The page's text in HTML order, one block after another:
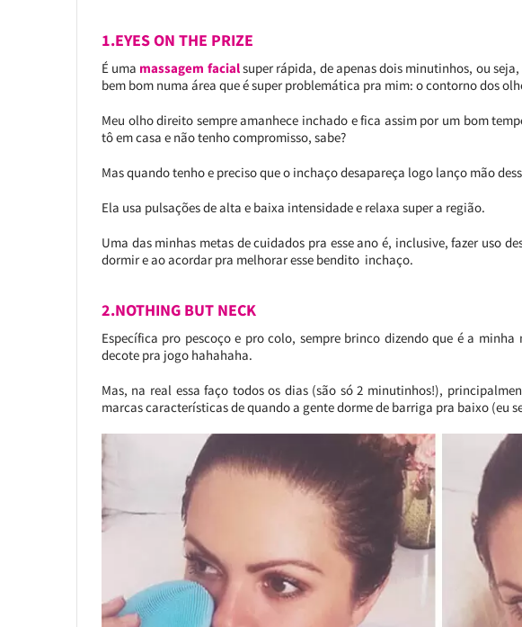
1.EYES ON THE PRIZE
É uma massagem facialsuper rápida, de apenas dois minutinhos, ou
bem bom numa área que é super problemática pra mim: o contorno dos
Meu olho direito sempre amanhece inchado e fica assim por um bom
tô em casa e não tenho compromisso, sabe?
Mas quando tenho e preciso que o inchaço desapareça logo lanço mão
Ela usa pulsações de alta e baixa intensidade e relaxa super a região.
Uma das minhas metas de cuidados pra esse ano é, inclusive, fazer uso
dormir e ao acordar pra melhorar esse bendito inchaço.
2.NOTHING BUT NECK
Específica pro pescoço e pro colo, sempre brinco dizendo que é a
decote pra jogo hahahaha.
Mas, na real essa faço todos os dias (são só 2 minutinhos!),
marcas características de quando a gente dorme de barriga pra baixo (eu